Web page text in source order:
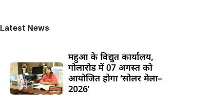
Latest News
महुआ के विद्युत कार्यालय,
गोलारोड में 07 अगस्त को
आयोजित होगा ‘सोलर मेला–
2026’